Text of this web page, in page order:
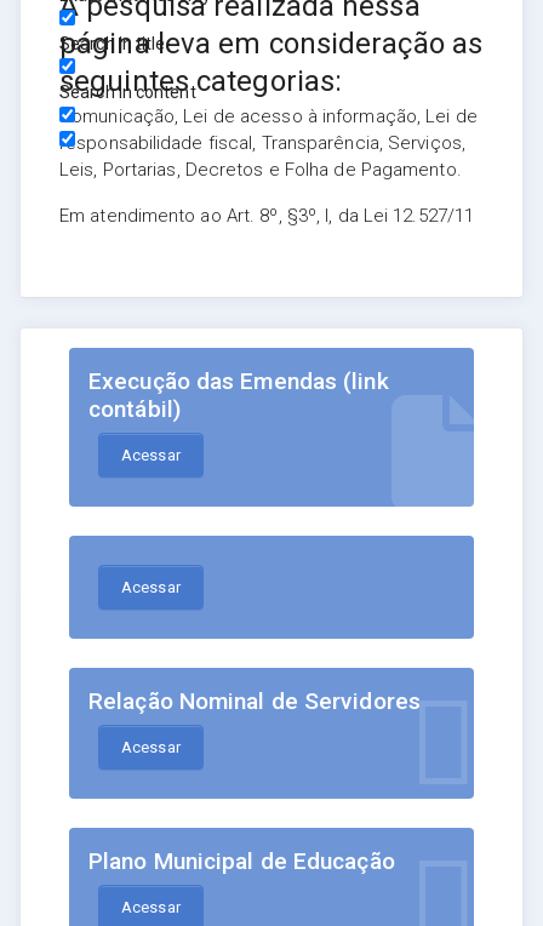
Search in title
Search in content
página leva em consideração as
seguintes categorias:
Comunicação, Lei de acesso à informação, Lei de
responsabilidade fiscal, Transparência, Serviços,
Leis, Portarias, Decretos e Folha de Pagamento.
Em atendimento ao Art. 8º, §3º, I, da Lei 12.527/11
Execução das Emendas (link
contábil)
Acessar
Acessar
Relação Nominal de Servidores
Acessar
Plano Municipal de Educação
Acessar